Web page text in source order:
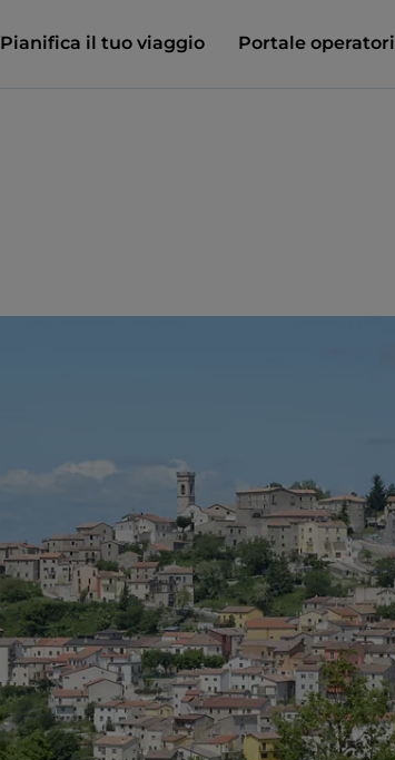
Pianifica il tuo viaggio Portale operatori